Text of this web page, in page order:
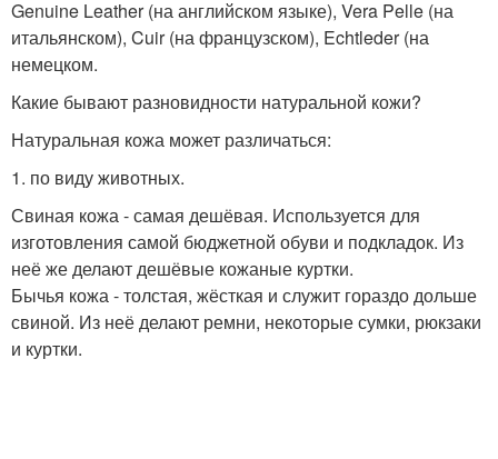
Genuine Leather (на английском языке), Vera Pelle (на
итальянском), Cuir (на французском), Echtleder (на
немецком.
Какие бывают разновидности натуральной кожи?
Натуральная кожа может различаться:
1. по виду животных.
Свиная кожа - самая дешёвая. Используется для
изготовления самой бюджетной обуви и подкладок. Из
неё же делают дешёвые кожаные куртки.
Бычья кожа - толстая, жёсткая и служит гораздо дольше
свиной. Из неё делают ремни, некоторые сумки, рюкзаки
и куртки.